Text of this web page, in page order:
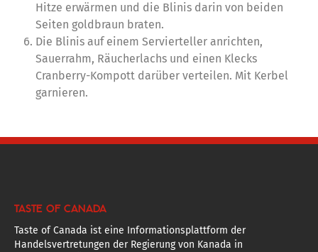
Hitze erwärmen und die Blinis darin von beiden
Seiten goldbraun braten.
Die Blinis auf einem Servierteller anrichten,
Sauerrahm, Räucherlachs und einen Klecks
Cranberry-Kompott darüber verteilen. Mit Kerbel
garnieren.
TASTE OF CANADA
Taste of Canada ist eine Informationsplattform der
Handelsvertretungen der Regierung von Kanada in